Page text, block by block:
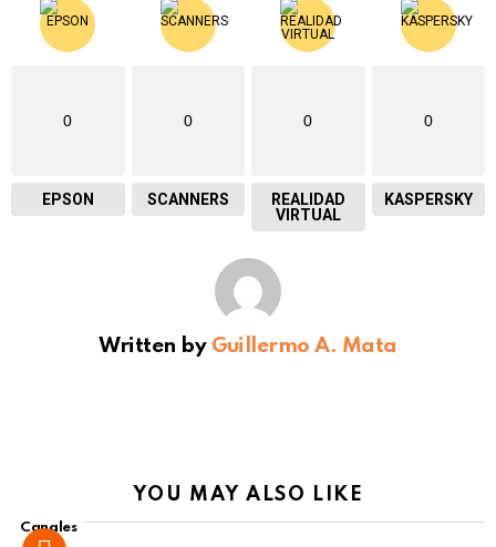
0
EPSON
0
SCANNERS
0
REALIDAD
VIRTUAL
0
KASPERSKY
Written by Guillermo A. Mata
YOU MAY ALSO LIKE
Canales